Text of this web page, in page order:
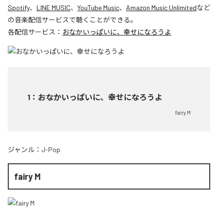
Spotify、 LINE MUSIC、 YouTube Music、 Amazon Music Unlimitedなど
の音楽配信サービスで聴くことができる。
各配信サービス： おなかいっぱいに、幸せになろうよ
1 ： おなかいっぱいに、幸せになろうよ
fairy M
ジャンル： J-Pop
fairy M